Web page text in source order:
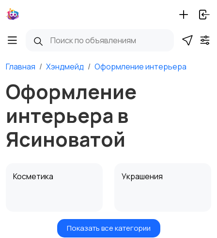
Главная Хэндмейд Оформление интерьера
Оформление
интерьера в
Ясиноватой
Косметика Украшения
Куклы и игрушки
Оформление
Показать все категории